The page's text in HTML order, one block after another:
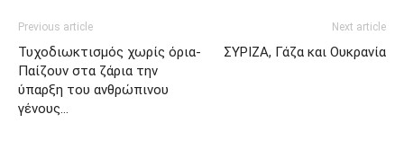
Previous article
Τυχοδιωκτισμός χωρίς όρια-
Παίζουν στα ζάρια την
ύπαρξη του ανθρώπινου
γένους…
Next article
ΣΥΡΙΖΑ, Γάζα και Ουκρανία